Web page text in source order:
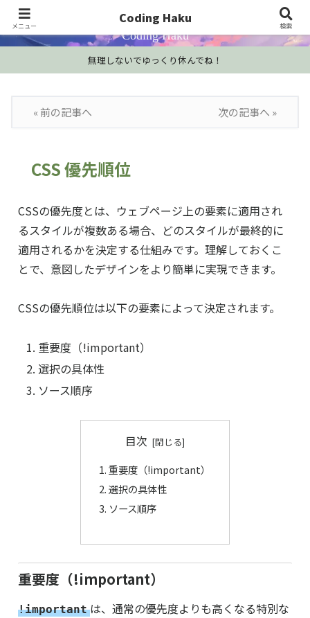
プログラミング学習・開発Tips・技術情報
Coding Haku
無理しないでゆっくり休んでね！
« 前の記事へ 次の記事へ »
CSS 優先順位
CSSの優先度とは、ウェブページ上の要素に適用され
るスタイルが複数ある場合、どのスタイルが最終的に
適用されるかを決定する仕組みです。理解しておくこ
とで、意図したデザインをより簡単に実現できます。
CSSの優先順位は以下の要素によって決定されます。
重要度（!important）
選択の具体性
ソース順序
目次
重要度（!important）
選択の具体性
ソース順序
重要度（!important）
!important は、通常の優先度よりも高くなる特別な
メニュー
Coding Haku
検索